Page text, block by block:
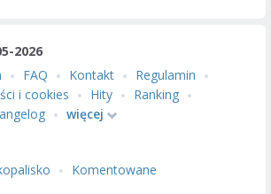
2026
FAQ Kontakt
Regulamin
i cookies
Hity
Ranking
więcej
Komentowane